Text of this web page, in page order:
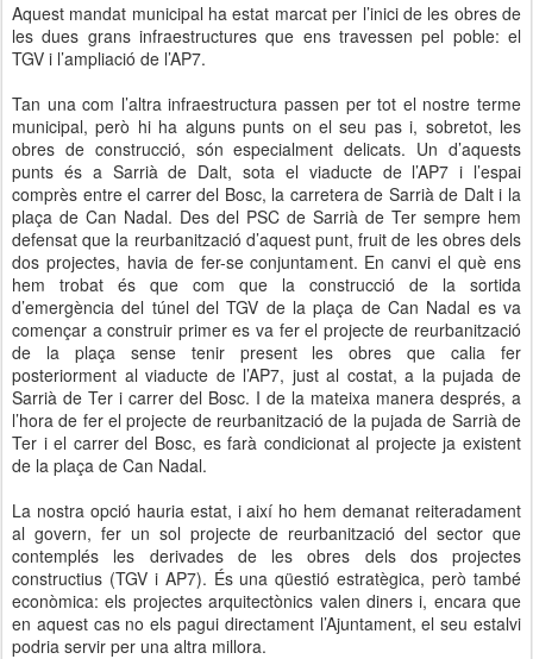
Aquest mandat municipal ha estat marcat per l’inici de les obres de
les dues grans infraestructures que ens travessen pel poble: el
TGV i l’ampliació de l’AP7.
Tan una com l’altra infraestructura passen per tot el nostre terme
municipal, però hi ha alguns punts on el seu pas i, sobretot, les
obres de construcció, són especialment delicats. Un d’aquests
punts és a Sarrià de Dalt, sota el viaducte de l’AP7 i l’espai
comprès entre el carrer del Bosc, la carretera de Sarrià de Dalt i la
plaça de Can Nadal. Des del PSC de Sarrià de Ter sempre hem
defensat que la reurbanització d’aquest punt, fruit de les obres dels
dos projectes, havia de fer-se conjuntament. En canvi el què ens
hem trobat és que com que la construcció de la sortida
d’emergència del túnel del TGV de la plaça de Can Nadal es va
començar a construir primer es va fer el projecte de reurbanització
de la plaça sense tenir present les obres que calia fer
posteriorment al viaducte de l’AP7, just al costat, a la pujada de
Sarrià de Ter i carrer del Bosc. I de la mateixa manera després, a
l’hora de fer el projecte de reurbanització de la pujada de Sarrià de
Ter i el carrer del Bosc, es farà condicionat al projecte ja existent
de la plaça de Can Nadal.
La nostra opció hauria estat, i així ho hem demanat reiteradament
al govern, fer un sol projecte de reurbanització del sector que
contemplés les derivades de les obres dels dos projectes
constructius (TGV i AP7). És una qüestió estratègica, però també
econòmica: els projectes arquitectònics valen diners i, encara que
en aquest cas no els pagui directament l’Ajuntament, el seu estalvi
podria servir per una altra millora.